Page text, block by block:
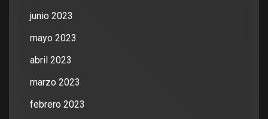
junio 2023
mayo 2023
abril 2023
marzo 2023
febrero 2023